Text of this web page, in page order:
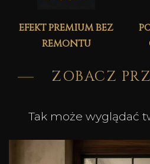
efekt premium bez
remontu
ZOBACZ
Tak może wyglądać